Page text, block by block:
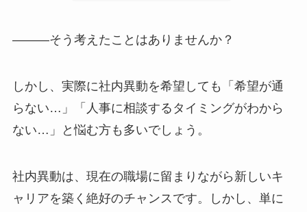
―――そう考えたことはありませんか？
しかし、実際に社内異動を希望しても「希望が通
らない…」「人事に相談するタイミングがわから
ない…」と悩む方も多いでしょう。
社内異動は、現在の職場に留まりながら新しいキ
ャリアを築く絶好のチャンスです。しかし、単に